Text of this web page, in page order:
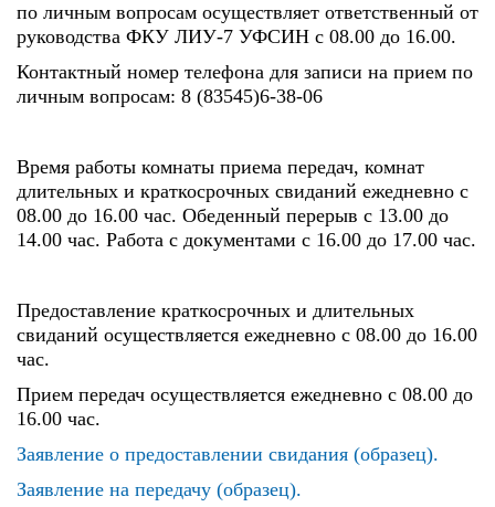
по личным вопросам осуществляет ответственный от
руководства ФКУ ЛИУ-7 УФСИН с 08.00 до 16.00.
Контактный номер телефона для записи на прием по
личным вопросам: 8 (83545)6-38-06
Время работы комнаты приема передач, комнат
длительных и краткосрочных свиданий ежедневно с
08.00 до 16.00 час. Обеденный перерыв с 13.00 до
14.00 час. Работа с документами с 16.00 до 17.00 час.
Предоставление краткосрочных и длительных
свиданий осуществляется ежедневно с 08.00 до 16.00
час.
Прием передач осуществляется ежедневно с 08.00 до
16.00 час.
Заявление о предоставлении свидания (образец).
Заявление на передачу (образец).